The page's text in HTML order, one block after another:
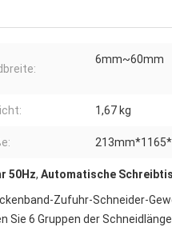
6mm~60mm
1,67 kg
50Hz, Automatische
Zufuhr-Schneider-
Sie 6 Gruppen der